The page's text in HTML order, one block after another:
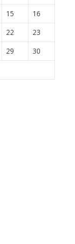
15
16
22
23
29
30